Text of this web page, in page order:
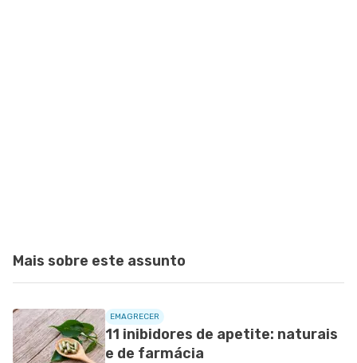
Mais sobre este assunto
EMAGRECER
11 inibidores de apetite: naturais
e de farmácia